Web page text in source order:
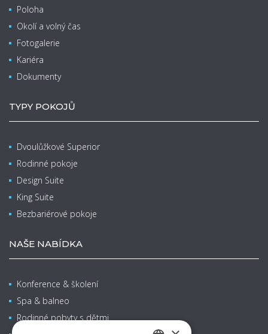
Poloha
Okolí a volný čas
Fotogalerie
Kariéra
Dokumenty
TYPY POKOJŮ
Dvoulůžkové Superior
Rodinné pokoje
Design Suite
King Suite
Bezbariérové pokoje
NAŠE NABÍDKA
Konference & školení
Spa & balneo
Rodinné pobyty s dětmi